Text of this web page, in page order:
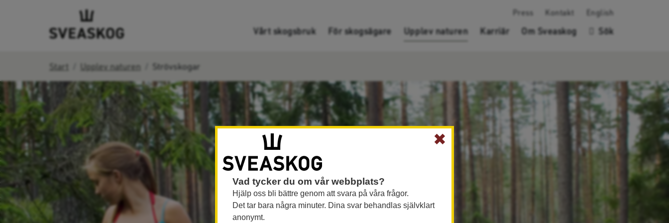
Press Kontakt English
Vårt skogsbruk För skogsägare Upplev naturen Karriär Om Sveaskog Sök
Start Upplev naturen Strövskogar
✖
Vad tycker du om vår webbplats?
Hjälp oss bli bättre genom att svara på våra frågor.
Det tar bara några minuter. Dina svar behandlas självklart
anonymt.